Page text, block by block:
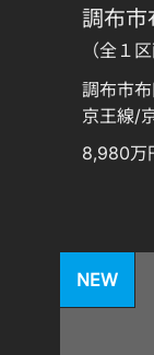
調布
（全１区
調布市
京王線/
8,980万
NEW